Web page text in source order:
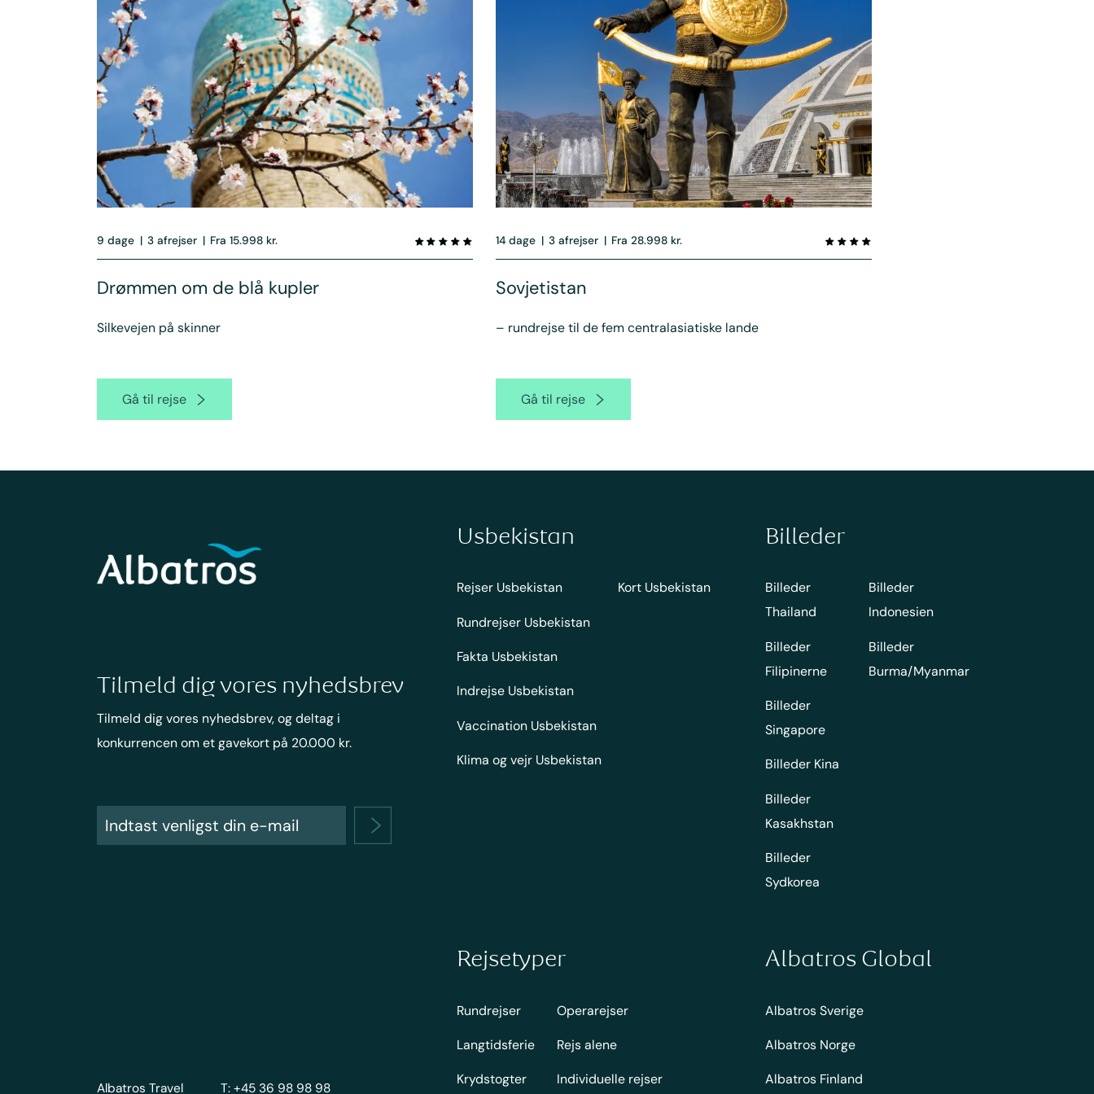
9 dage | 3 afrejser | Fra 15.998 kr.
Drømmen om de blå kupler
Silkevejen på skinner
Gå til rejse
14 dage | 3 afrejser | Fra 28.998 kr.
Sovjetistan
– rundrejse til de fem centralasiatiske lande
Gå til rejse
Tilmeld dig vores nyhedsbrev
Tilmeld dig vores nyhedsbrev, og deltag i
konkurrencen om et gavekort på 20.000 kr.
Usbekistan
Rejser Usbekistan
Rundrejser Usbekistan
Fakta Usbekistan
Indrejse Usbekistan
Vaccination Usbekistan
Klima og vejr Usbekistan
Kort Usbekistan
Billeder
Billeder
Thailand
Billeder
Filipinerne
Billeder
Singapore
Billeder Kina
Billeder
Kasakhstan
Billeder
Sydkorea
Billeder
Indonesien
Billeder
Burma/Myanmar
Albatros Travel T: +45 36 98 98 98
Rejsetyper
Rundrejser
Langtidsferie
Krydstogter
Operarejser
Rejs alene
Individuelle rejser
Albatros Global
Albatros Sverige
Albatros Norge
Albatros Finland